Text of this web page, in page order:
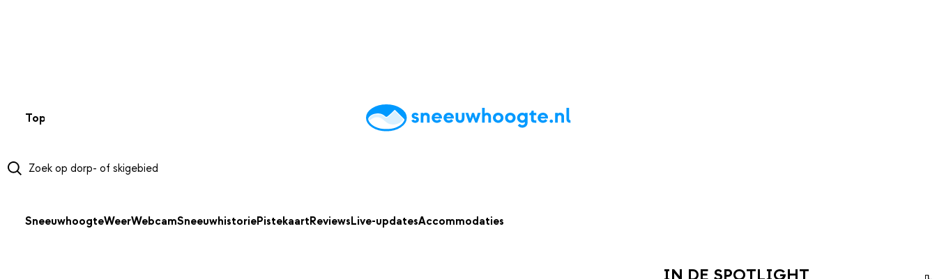
Top 50 AccommodatiesTipsReviewsLive updatesApp
SneeuwhoogteWeerWebcamSneeuwhistoriePistekaartReviewsLive-updatesAccommodaties